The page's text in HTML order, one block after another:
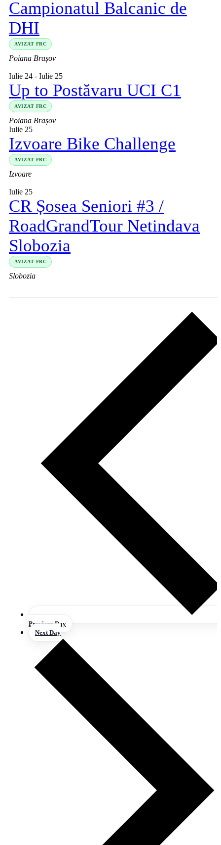
Campionatul Balcanic de
DHI
AVIZAT FRC
Poiana Brașov
Iulie 24 - Iulie 25
Up to Postăvaru UCI C1
AVIZAT FRC
Poiana Brașov
Iulie 25
Izvoare Bike Challenge
AVIZAT FRC
Izvoare
Iulie 25
CR Șosea Seniori #3 /
RoadGrandTour Netindava
Slobozia
AVIZAT FRC
Slobozia
Previous Day
Next Day